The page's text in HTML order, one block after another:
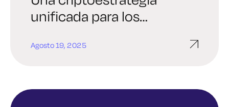
unificada para los
Agosto 19, 2025